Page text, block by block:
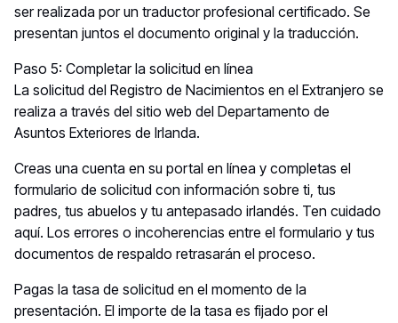
ser realizada por un traductor profesional certificado. Se
presentan juntos el documento original y la traducción.
Paso 5: Completar la solicitud en línea
La solicitud del Registro de Nacimientos en el Extranjero se
realiza a través del sitio web del Departamento de
Asuntos Exteriores de Irlanda.
Creas una cuenta en su portal en línea y completas el
formulario de solicitud con información sobre ti, tus
padres, tus abuelos y tu antepasado irlandés. Ten cuidado
aquí. Los errores o incoherencias entre el formulario y tus
documentos de respaldo retrasarán el proceso.
Pagas la tasa de solicitud en el momento de la
presentación. El importe de la tasa es fijado por el